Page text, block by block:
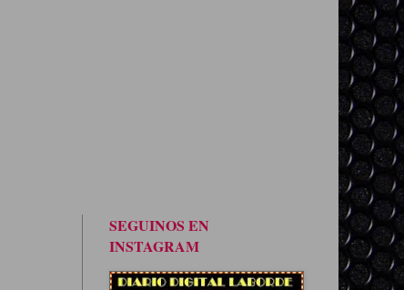
SEGUINOS EN
INSTAGRAM